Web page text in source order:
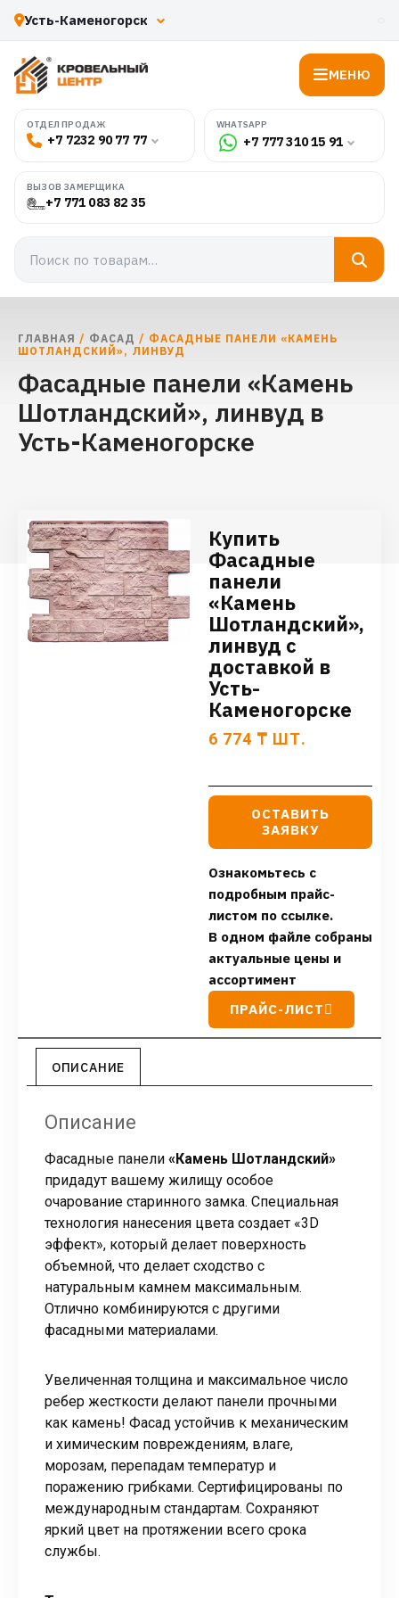
МЕНЮ
ОТДЕЛ ПРОДАЖ
+7 7232 90 77 77
WHATSAPP
+7 777 310 15 91
ВЫЗОВ ЗАМЕРЩИКА
+7 771 083 82 35
ГЛАВНАЯ / ФАСАД / ФАСАДНЫЕ ПАНЕЛИ «КАМЕНЬ
ШОТЛАНДСКИЙ», ЛИНВУД
Фасадные панели «Камень
Шотландский», линвуд в
Усть-Каменогорске
Купить
Фасадные
панели
«Камень
Шотландский»,
линвуд с
доставкой в
Усть-
Каменогорске
6 774 ₸ ШТ.
ОСТАВИТЬ
ЗАЯВКУ
Ознакомьтесь с
подробным прайс-
листом по ссылке.
В одном файле собраны
актуальные цены и
ассортимент
ПРАЙС-ЛИСТ
ОПИСАНИЕ
Описание
Фасадные панели «Камень Шотландский»
придадут вашему жилищу особое
очарование старинного замка. Специальная
технология нанесения цвета создает «3D
эффект», который делает поверхность
объемной, что делает сходство с
натуральным камнем максимальным.
Отлично комбинируются с другими
фасадными материалами.
Увеличенная толщина и максимальное число
ребер жесткости делают панели прочными
как камень! Фасад устойчив к механическим
и химическим повреждениям, влаге,
морозам, перепадам температур и
поражению грибками. Сертифицированы по
международным стандартам. Сохраняют
яркий цвет на протяжении всего срока
службы.